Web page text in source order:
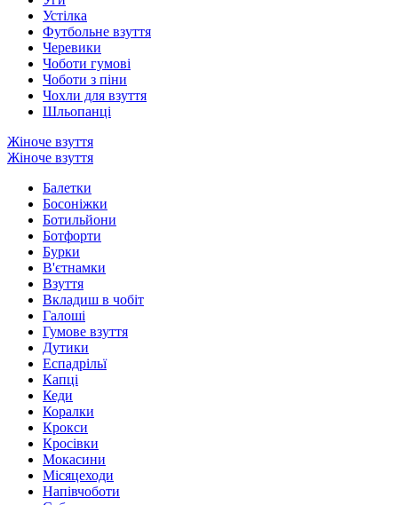
Устілка
Футбольне взуття
Черевики
Чоботи гумові
Чоботи з піни
Чохли для взуття
Шльопанці
Жіноче взуття
Жіноче взуття
Балетки
Босоніжки
Ботильйони
Ботфорти
Бурки
В'єтнамки
Взуття
Вкладиш в чобіт
Галоші
Гумове взуття
Дутики
Еспадрільї
Капці
Кеди
Коралки
Крокси
Кросівки
Мокасини
Місяцеходи
Напівчоботи